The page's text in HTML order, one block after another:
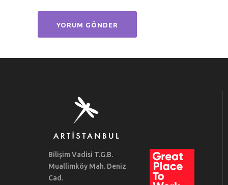
Bilişim Vadisi T.G.B.
Muallimköy Mah. Deniz
Cad.